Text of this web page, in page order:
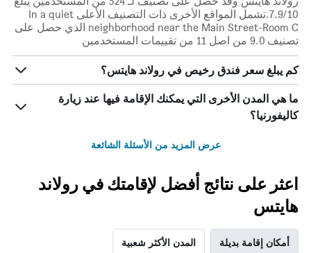
7.9/10.تشمل المواقع الأخرى ذات التصنيف الأعلى In a quiet
neighborhood near the Main Street-Room C الذي حصل على
تصنيف 9.0 من اصل 11 من تقييمات المستخدمين
كم يبلغ سعر فندق رخيص في رولاند هايتس؟
ما هي المدن الأخرى التي يمكنك الإقامة فيها عند زيارة
كاليفورنيا؟
عرض المزيد من الأسئلة الشائعة
اعثر على نتائج أفضل لإقامتك في رولاند
هايتس
أمكان إقامة بديلة المدن الأكثر شعبية